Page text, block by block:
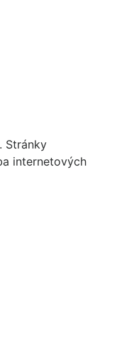
Stránky
internetových